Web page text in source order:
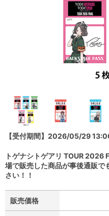
【受付期間】2026/05/29
トゲナシトゲアリ TOUR 2026
場で販売した商品が事後通販で
さい！！
販売価格